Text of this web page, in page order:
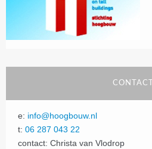
CONTACT
e: info@hoogbouw.nl
t: 06 287 043 22
contact: Christa van Vlodrop